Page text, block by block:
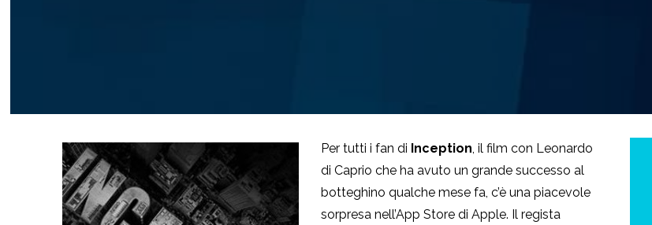
Per tutti i fan di Inception , il film con Leonardo
di Caprio che ha avuto un grande successo al
botteghino qualche mese fa, c’è una piacevole
sorpresa nell’App Store di Apple. Il regista